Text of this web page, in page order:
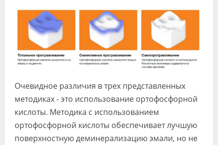
Очевидное различия в трех представленных
методиках - это использование ортофосфорной
кислоты. Методика с использованием
ортофосфорной кислоты обеспечивает лучшую
поверхностную деминерализацию эмали, но не